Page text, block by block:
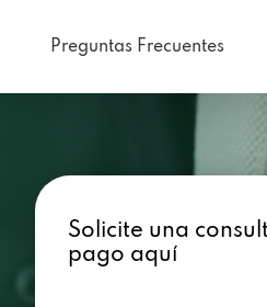
Preguntas Frecuentes
Solicite una
pago aquí